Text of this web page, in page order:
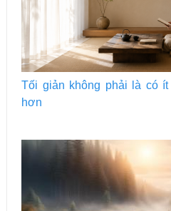
Tối giản không phải là có
hơn